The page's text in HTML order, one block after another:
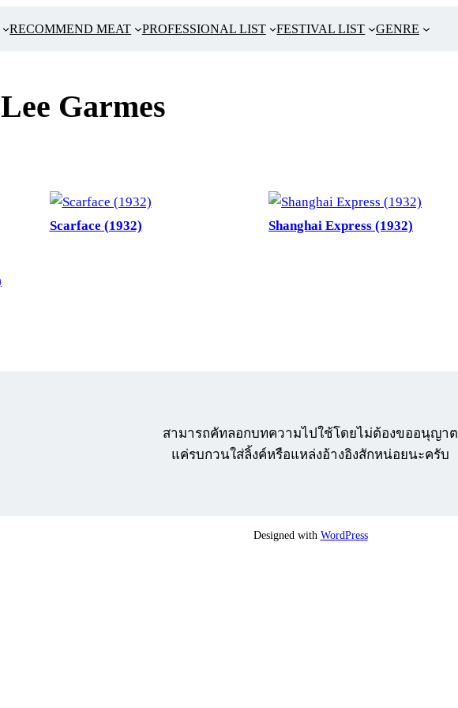
RECOMMEND MEAT PROFESSIONAL LIST FESTIVAL LIST GENRE
Lee Garmes
Scarface (1932) Shanghai Express (1932)
สามารถคัทลอกบทความไปใช้โดยไม่ต้องขออนุญาต
แค่รบกวนใส่ลิ้งค์หรือแหล่งอ้างอิงสักหน่อยนะครับ
Designed with WordPress